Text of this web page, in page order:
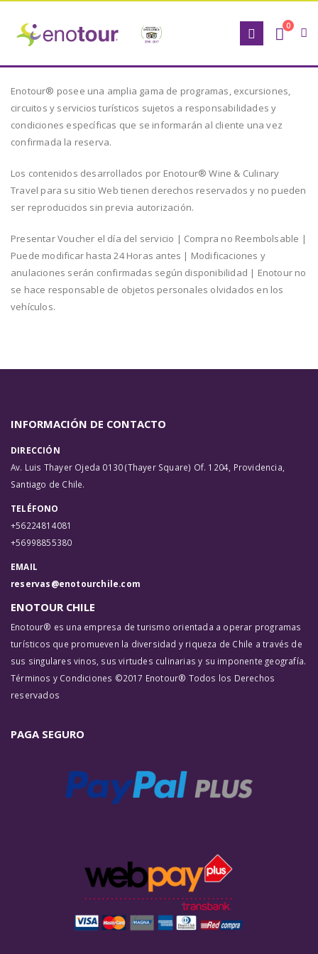
0
Enotour® posee una amplia gama de programas, excursiones,
circuitos y servicios turísticos sujetos a responsabilidades y
condiciones específicas que se informarán al cliente una vez
confirmada la reserva.
Los contenidos desarrollados por Enotour® Wine & Culinary
Travel para su sitio Web tienen derechos reservados y no pueden
ser reproducidos sin previa autorización.
Presentar Voucher el día del servicio | Compra no Reembolsable |
Puede modificar hasta 24 Horas antes | Modificaciones y
anulaciones serán confirmadas según disponibilidad | Enotour no
se hace responsable de objetos personales olvidados en los
vehículos.
INFORMACIÓN DE CONTACTO
DIRECCIÓN
Av. Luis Thayer Ojeda 0130 (Thayer Square) Of. 1204, Providencia,
Santiago de Chile.
TELÉFONO
+56224814081
+56998855380
EMAIL
reservas@enotourchile.com
ENOTOUR CHILE
Enotour® es una empresa de turismo orientada a operar programas
turísticos que promueven la diversidad y riqueza de Chile a través de
sus singulares vinos, sus virtudes culinarias y su imponente geografía.
Términos y Condiciones ©2017 Enotour® Todos los Derechos
reservados
PAGA SEGURO